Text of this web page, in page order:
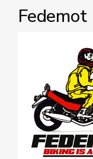
Fedemot